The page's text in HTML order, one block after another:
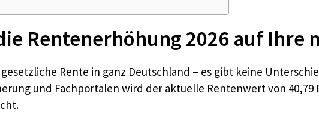
Rentenerhöhung 2026 auf Ihre
gesetzliche Rente in ganz Deutschland – es gibt keine
und Fachportalen wird der aktuelle Rentenwert von 40,79